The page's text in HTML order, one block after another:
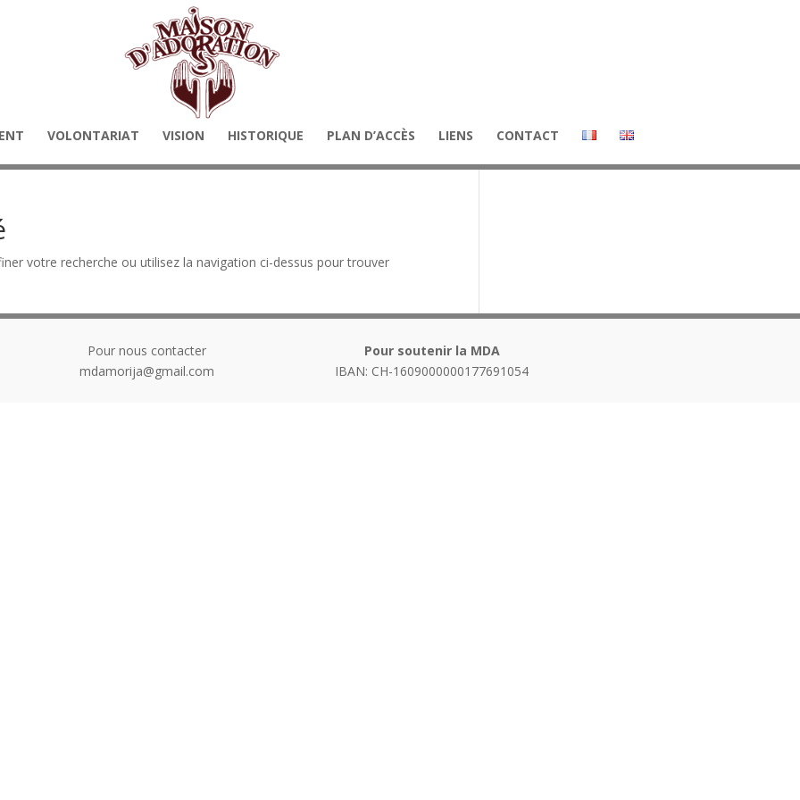
VOLONTARIAT VISION HISTORIQUE PLAN D’ACCÈS LIENS CONTACT
votre recherche ou utilisez la navigation ci-dessus pour trouver
Pour nous contacter
mdamorija@gmail.com
Pour soutenir la MDA
IBAN: CH-1609000000177691054